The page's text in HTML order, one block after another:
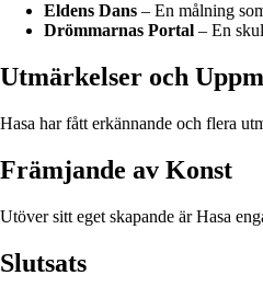
Eldens Dans – En målning
Drömmarnas Portal – En
Utmärkelser och
Hasa har fått erkännande och flera
Främjande av Konst
Utöver sitt eget skapande är Hasa
Slutsats